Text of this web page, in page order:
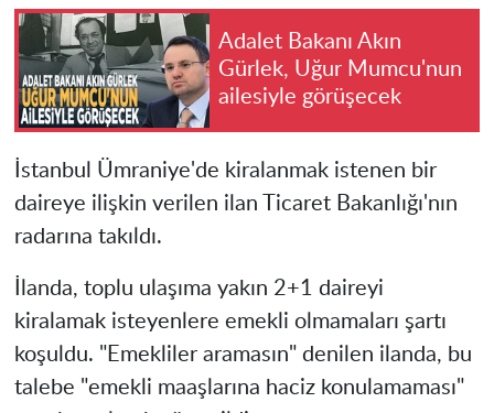
Adalet Bakanı Akın
Gürlek, Uğur Mumcu'nun
ailesiyle görüşecek
İstanbul Ümraniye'de kiralanmak istenen bir
daireye ilişkin verilen ilan Ticaret Bakanlığı'nın
radarına takıldı.
İlanda, toplu ulaşıma yakın 2+1 daireyi
kiralamak isteyenlere emekli olmamaları şartı
koşuldu. "Emekliler aramasın" denilen ilanda, bu
talebe "emekli maaşlarına haciz konulamaması"